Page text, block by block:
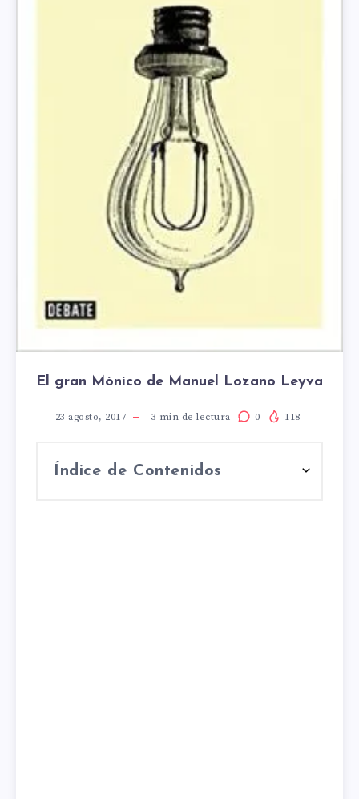
El gran Mónico de Manuel Lozano Leyva
23 agosto, 2017 3 min de lectura 0 118
Índice de Contenidos